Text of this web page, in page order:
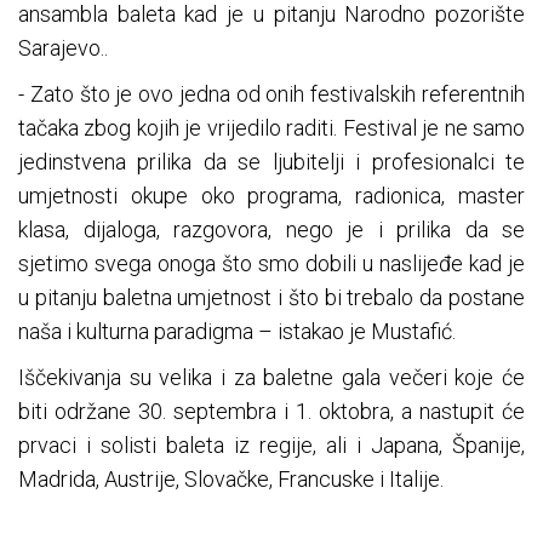
ansambla baleta kad je u pitanju Narodno pozorište
Sarajevo..
- Zato što je ovo jedna od onih festivalskih referentnih
tačaka zbog kojih je vrijedilo raditi. Festival je ne samo
jedinstvena prilika da se ljubitelji i profesionalci te
umjetnosti okupe oko programa, radionica, master
klasa, dijaloga, razgovora, nego je i prilika da se
sjetimo svega onoga što smo dobili u naslijeđe kad je
u pitanju baletna umjetnost i što bi trebalo da postane
naša i kulturna paradigma – istakao je Mustafić.
Iščekivanja su velika i za baletne gala večeri koje će
biti održane 30. septembra i 1. oktobra, a nastupit će
prvaci i solisti baleta iz regije, ali i Japana, Španije,
Madrida, Austrije, Slovačke, Francuske i Italije.